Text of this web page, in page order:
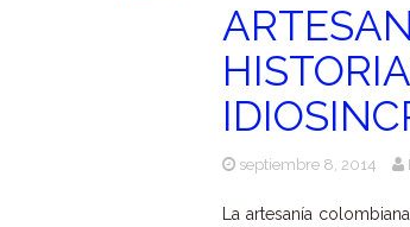
septiembre 8, 2014
La artesanía